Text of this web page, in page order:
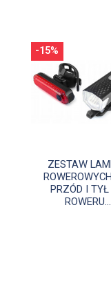
Szybki
ZESTAW
PRZÓD I TYŁ
ROWERU...
-15%